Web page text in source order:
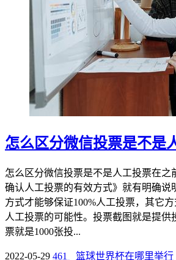
怎么区分微信投票是不是
怎么区分微信投票是不是人工投票在之
确认人工投票的有效方式》就有明确说
方式才能够保证100%人工投票，其它
人工投票的可能性。投票截图就是提供
票就是1000张投...
2022-05-29 461 篮球世界杯在哪里举行